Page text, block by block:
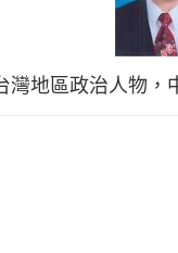
地區政治人物，